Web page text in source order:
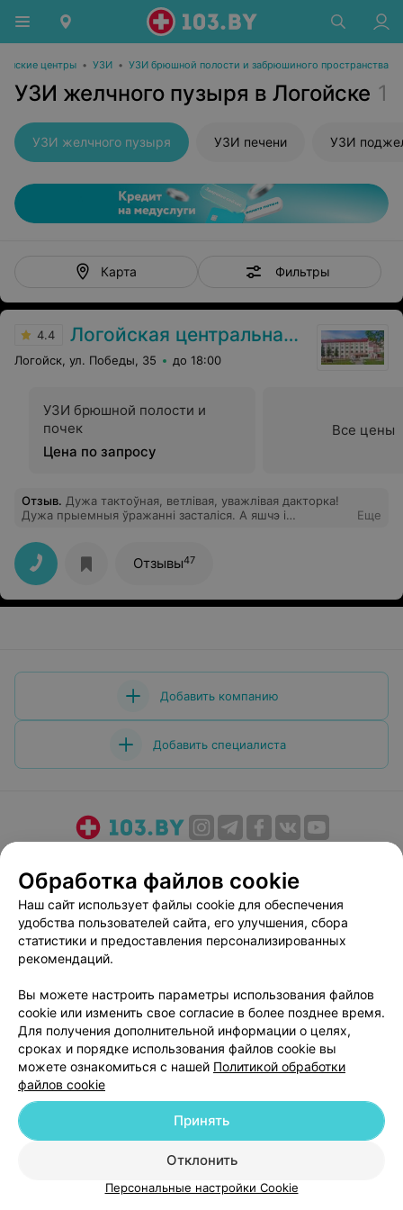
центры • УЗИ • УЗИ брюшной полости и забрюшиного пространства
УЗИ желчного пузыря в Логойске 1
УЗИ желчного пузыря УЗИ печени УЗИ
Карта Фильтры
4.4 Логойская центральная районная больница
Логойск, ул. Победы, 35 до 18:00
УЗИ брюшной полости и
почек
Цена по запросу
Все цены
Отзыв. Дужа тактоўная, ветлівая, уважлівая дакторка!
Дужа прыемныя ўражанні засталіся. А яшчэ і
Еще
Отзывы47
Добавить компанию
Добавить специалиста
Медицинский маркетинг
Публичный договор
Пользовательское соглашение
Способы оплаты
Вакансии
Партнеры
Персональные настройки cookie
Обработка персональных данных
© 2026 ООО «Артокс Лаб», УНП 191700409| 220012, Республика Беларусь,
Обработка файлов cookie
Наш сайт использует файлы cookie для обеспечения
удобства пользователей сайта, его улучшения, сбора
статистики и предоставления персонализированных
рекомендаций.
Вы можете настроить параметры использования файлов
cookie или изменить свое согласие в более позднее время.
Для получения дополнительной информации о целях,
сроках и порядке использования файлов cookie вы
можете ознакомиться с нашей Политикой обработки
файлов cookie
Отклонить
Принять
Персональные настройки Cookie